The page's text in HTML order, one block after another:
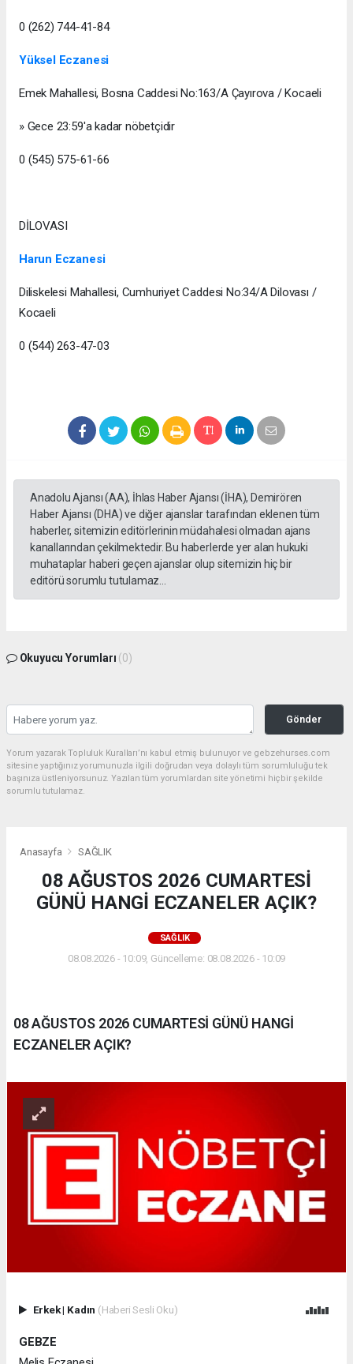
0 (262) 744-41-84
Yüksel Eczanesi
Emek Mahallesi, Bosna Caddesi No:163/A Çayırova / Kocaeli
» Gece 23:59'a kadar nöbetçidir
0 (545) 575-61-66
DİLOVASI
Harun Eczanesi
Diliskelesi Mahallesi, Cumhuriyet Caddesi No:34/A Dilovası /
Kocaeli
0 (544) 263-47-03
Anadolu Ajansı (AA), İhlas Haber Ajansı (İHA), Demirören
Haber Ajansı (DHA) ve diğer ajanslar tarafından eklenen tüm
haberler, sitemizin editörlerinin müdahalesi olmadan ajans
kanallarından çekilmektedir. Bu haberlerde yer alan hukuki
muhataplar haberi geçen ajanslar olup sitemizin hiç bir
editörü sorumlu tutulamaz...
Okuyucu Yorumları (0)
Gönder
Yorum yazarak Topluluk Kuralları’nı kabul etmiş bulunuyor ve gebzehurses.com
sitesine yaptığınız yorumunuzla ilgili doğrudan veya dolaylı tüm sorumluluğu tek
başınıza üstleniyorsunuz. Yazılan tüm yorumlardan site yönetimi hiçbir şekilde
sorumlu tutulamaz.
Anasayfa SAĞLIK
08 AĞUSTOS 2026 CUMARTESİ
GÜNÜ HANGİ ECZANELER AÇIK?
SAĞLIK
08.08.2026 - 10:09, Güncelleme: 08.08.2026 - 10:09
08 AĞUSTOS 2026 CUMARTESİ GÜNÜ HANGİ
ECZANELER AÇIK?
Erkek| Kadın (Haberi Sesli Oku)
GEBZE